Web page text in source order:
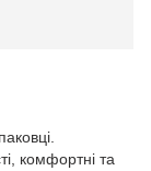
комфортні та